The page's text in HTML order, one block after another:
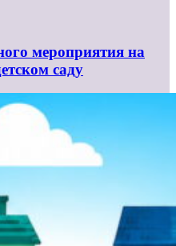
мероприятия на
саду